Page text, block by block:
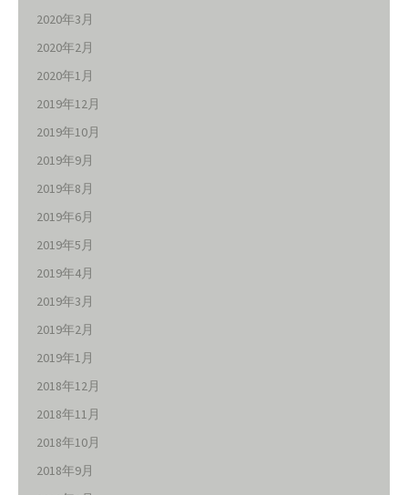
2020年3月
2020年2月
2020年1月
2019年12月
2019年10月
2019年9月
2019年8月
2019年6月
2019年5月
2019年4月
2019年3月
2019年2月
2019年1月
2018年12月
2018年11月
2018年10月
2018年9月